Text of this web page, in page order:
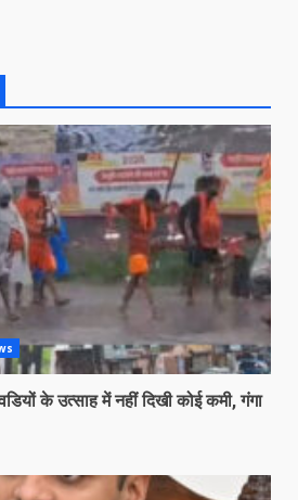
के उत्साह में नहीं दिखी कोई कमी, गंगा